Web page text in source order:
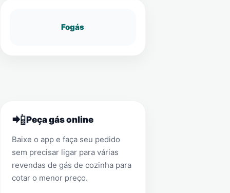
Fogás
📲Peça gás online
Baixe o app e faça seu pedido
sem precisar ligar para várias
revendas de gás de cozinha para
cotar o menor preço.